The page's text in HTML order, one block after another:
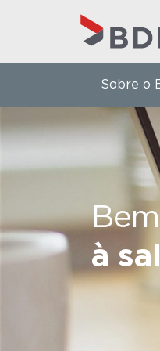
à
Sobre o